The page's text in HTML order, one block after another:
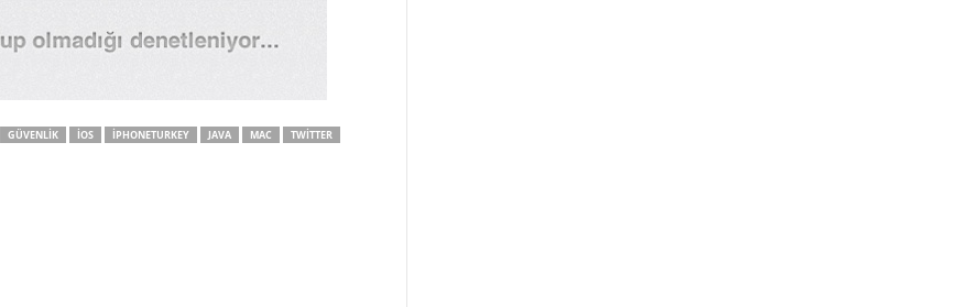
GÜVENLIK IOS IPHONETURKEY JAVA MAC TWITTER